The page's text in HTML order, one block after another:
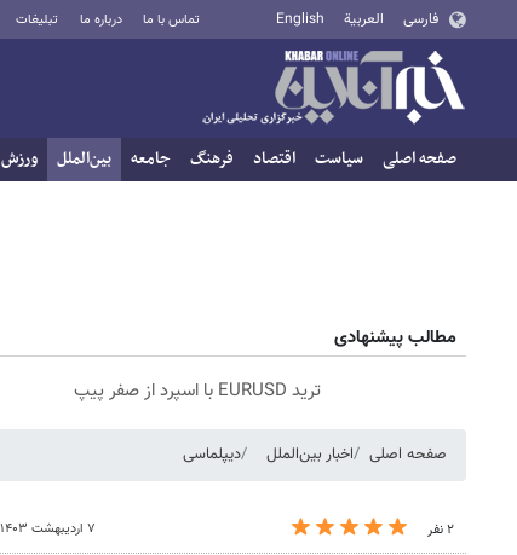
فارسی العربية English تماس با ما درباره ما تبلیغات
صفحه اصلی سیاست اقتصاد فرهنگ جامعه بین‌الملل ورزش
مطالب پیشنهادی
ترید EURUSD با اسپرد از صفر پیپ
صفحه اصلی اخبار بین‌الملل دیپلماسی
۲ نفر ۷ اردیبهشت ۱۴۰۳ - ۰۲:۰۰